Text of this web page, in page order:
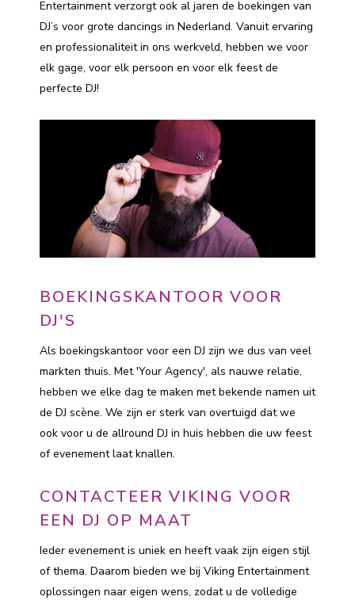
Entertainment verzorgt ook al jaren de boekingen van
DJ’s voor grote dancings in Nederland. Vanuit ervaring
en professionaliteit in ons werkveld, hebben we voor
elk gage, voor elk persoon en voor elk feest de
perfecte DJ!
BOEKINGSKANTOOR VOOR
DJ'S
Als boekingskantoor voor een DJ zijn we dus van veel
markten thuis. Met 'Your Agency', als nauwe relatie,
hebben we elke dag te maken met bekende namen uit
de DJ scène. We zijn er sterk van overtuigd dat we
ook voor u de allround DJ in huis hebben die uw feest
of evenement laat knallen.
CONTACTEER VIKING VOOR
EEN DJ OP MAAT
Ieder evenement is uniek en heeft vaak zijn eigen stijl
of thema. Daarom bieden we bij Viking Entertainment
oplossingen naar eigen wens, zodat u de volledige